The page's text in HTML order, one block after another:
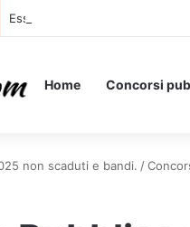
Essere Pagati per Stare a Letto:
Home Concorsi
non scaduti e bandi. /